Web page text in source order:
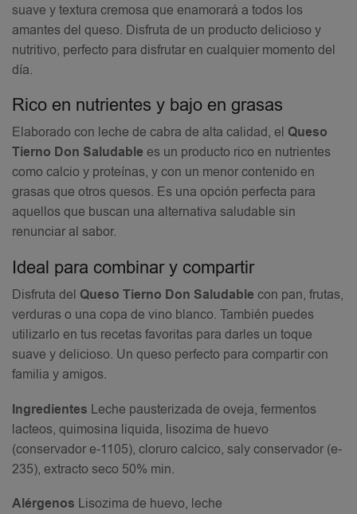
suave y textura cremosa que enamorará a todos los
amantes del queso. Disfruta de un producto delicioso y
nutritivo, perfecto para disfrutar en cualquier momento del
día.
Rico en nutrientes y bajo en grasas
Elaborado con leche de cabra de alta calidad, el Queso
Tierno Don Saludable es un producto rico en nutrientes
como calcio y proteínas, y con un menor contenido en
grasas que otros quesos. Es una opción perfecta para
aquellos que buscan una alternativa saludable sin
renunciar al sabor.
Ideal para combinar y compartir
Disfruta del Queso Tierno Don Saludable con pan, frutas,
verduras o una copa de vino blanco. También puedes
utilizarlo en tus recetas favoritas para darles un toque
suave y delicioso. Un queso perfecto para compartir con
familia y amigos.
Ingredientes Leche pausterizada de oveja, fermentos
lacteos, quimosina liquida, lisozima de huevo
(conservador e-1105), cloruro calcico, saly conservador (e-
235), extracto seco 50% min.
Alérgenos Lisozima de huevo, leche